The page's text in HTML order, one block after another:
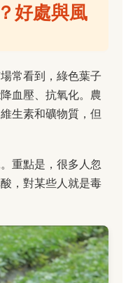
好處與風
常看到，綠色葉子
血壓、抗氧化。農
生素和礦物質，但
重點是，很多人忽
，對某些人就是毒